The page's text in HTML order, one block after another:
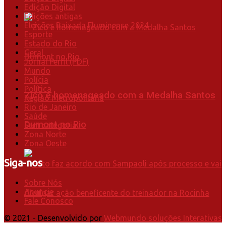
Zico é homenageado com a Medalha Santos
Dumont no Rio
Edição Digital
Edições antigas
Eleições Baixada Fluminense 2024
Esporte
Estado do Rio
Geral
Jornal Perfil (PDF)
Mundo
Polícia
Política
Região Metropolitana
Rio de Janeiro
Saúde
Sem categoria
Zona Norte
Zona Oeste
Siga-nos
Sobre Nós
Anuncie
Fale Conosco
© 2021 - Desenvolvido por Webmundo soluções Interativas